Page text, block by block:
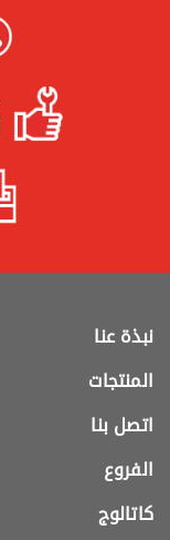
نبذة عنا
المنتجات
اتصل بنا
الفروع
كاتالوج